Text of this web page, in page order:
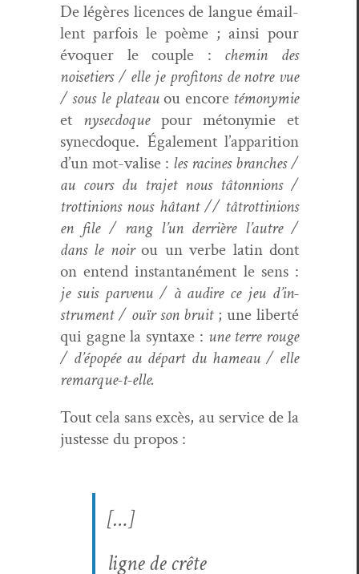
De légères licences de langue émail­
lent par­fois le poème ; ain­si pour
évo­quer le cou­ple : chemin des
noisetiers / elle je prof­i­tons de notre vue
/ sous le plateauou encore témonymie
et nysec­doquepour métonymie et
synec­doque. Égale­ment l’ap­pari­tion
d’un mot-valise : les racines branch­es /
au cours du tra­jet nous tâton­nions /
trot­tin­ions nous hâtant // tâtrot­tin­ions
en file / rang l’un der­rière l’autre /
dans le noirou un verbe latin dont
on entend instan­ta­né­ment le sens :
je suis par­venu / à audire ce jeu d’in­
stru­ment / ouïr son bruit ; une lib­erté
qui gagne la syn­taxe : une terre rouge
/ d’épopée au départ du hameau / elle
remarque-t-elle.
Tout cela sans excès, au ser­vice de la
justesse du propos :
[…]
ligne de crête